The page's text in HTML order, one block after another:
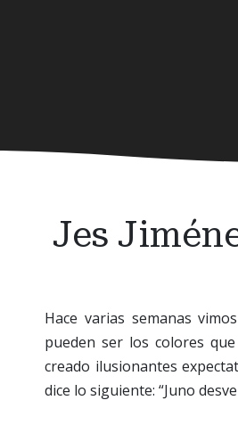
Jes
Hace varias semanas
pueden ser los colores
creado ilusionantes
dice lo siguiente: “Juno